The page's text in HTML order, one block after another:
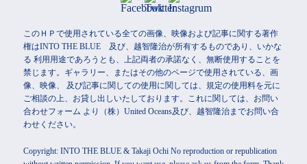
このＨＰで使用されている全ての画像、映像および記事に関する著作
権はINTO THE BLUE 及び、越智隆治が所有するものであり、いかな
る 利用用途であろうとも、上記両者の承諾なく、無断使用することを
禁じます。ギャラリー、またはその他のページで使用されている、画
像、映像、 及び記事に関しての使用に関しては、規定の使用料を元に
ご相談の上、お貸し出しいたしております。これに関しては、お問い
合わせフォーム より（株）United Oceans及び、越智隆治までお問い合
わせください。
Copyright: INTO THE BLUE & Takaji Ochi No reproduction or republication